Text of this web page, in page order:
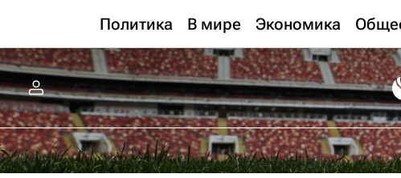
Политика В мире Экономика